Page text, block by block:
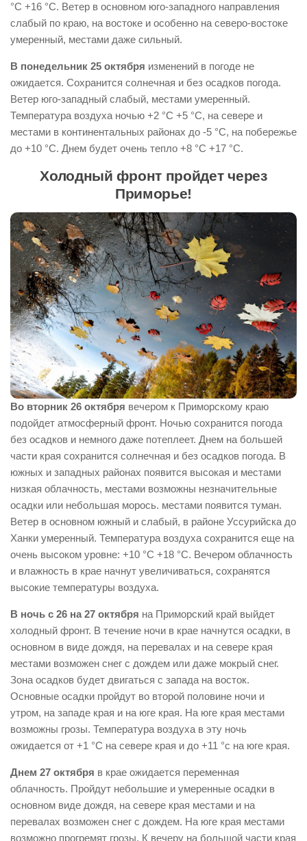
°С +16 °С. Ветер в основном юго-западного направления
слабый по краю, на востоке и особенно на северо-востоке
умеренный, местами даже сильный.
В понедельник 25 октября изменений в погоде не
ожидается. Сохранится солнечная и без осадков погода.
Ветер юго-западный слабый, местами умеренный.
Температура воздуха ночью +2 °С +5 °С, на севере и
местами в континентальных районах до -5 °С, на побережье
до +10 °С. Днем будет очень тепло +8 °С +17 °С.
Холодный фронт пройдет через
Приморье!
Во вторник 26 октября вечером к Приморскому краю
подойдет атмосферный фронт. Ночью сохранится погода
без осадков и немного даже потеплеет. Днем на большей
части края сохранится солнечная и без осадков погода. В
южных и западных районах появится высокая и местами
низкая облачность, местами возможны незначительные
осадки или небольшая морось. местами появится туман.
Ветер в основном южный и слабый, в районе Уссурийска до
Ханки умеренный. Температура воздуха сохранится еще на
очень высоком уровне: +10 °С +18 °С. Вечером облачность
и влажность в крае начнут увеличиваться, сохранятся
высокие температуры воздуха.
В ночь с 26 на 27 октября на Приморский край выйдет
холодный фронт. В течение ночи в крае начнутся осадки, в
основном в виде дождя, на перевалах и на севере края
местами возможен снег с дождем или даже мокрый снег.
Зона осадков будет двигаться с запада на восток.
Основные осадки пройдут во второй половине ночи и
утром, на западе края и на юге края. На юге края местами
возможны грозы. Температура воздуха в эту ночь
ожидается от +1 °С на севере края и до +11 °с на юге края.
Днем 27 октября в крае ожидается переменная
облачность. Пройдут небольшие и умеренные осадки в
основном виде дождя, на севере края местами и на
перевалах возможен снег с дождем. На юге края местами
возможно прогремят грозы. К вечеру на большой части края